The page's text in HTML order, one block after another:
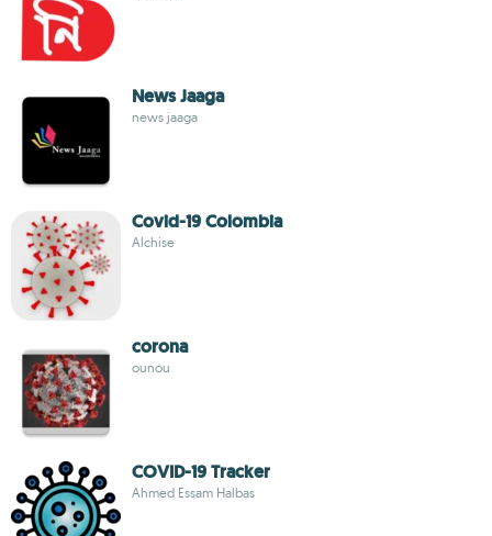
News Jaaga
news jaaga
Covid-19 Colombia
Alchise
corona
ounou
COVID-19 Tracker
Ahmed Essam Halbas